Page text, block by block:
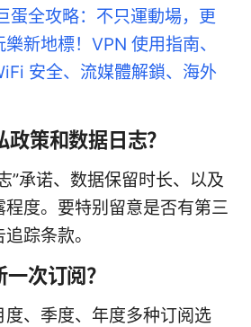
蛋全攻略：不只運動場，更
新地標！VPN 使用指南、
安全、流媒體解鎖、海外
策和数据日志？
”承诺、数据保留时长、以及
度。要特别留意是否有第三
踪条款。
次订阅？
度、季度、年度多种订阅选